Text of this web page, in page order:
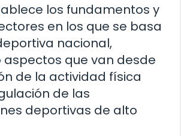
los fundamentos y
en los que se basa
nacional,
que van desde
de la actividad física
de las
deportivas de alto